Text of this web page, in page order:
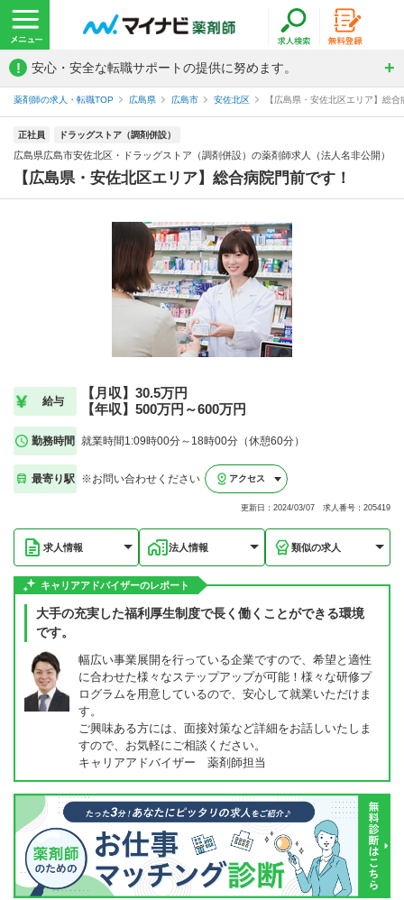
! 安心・安全な転職サポートの提供に努めます。
薬剤師の求人・転職TOP 広島県 広島市 安佐北区 【広島県・安佐北区エリア】総
正社員 ドラッグストア（調剤併設）
広島県広島市安佐北区・ドラッグストア（調剤併設）の薬剤師求人（法人名非公開）
【広島県・安佐北区エリア】総合病院門前です！
給与
【月収】30.5万円
【年収】500万円～600万円
勤務時間 就業時間1:09時00分～18時00分（休憩60分）
最寄り駅 ※お問い合わせください アクセス
更新日：2024/03/07 求人番号：205419
求人情報 法人情報 類似の求人
キャリアアドバイザーのレポート
大手の充実した福利厚生制度で長く働くことができる環境
です。
幅広い事業展開を行っている企業ですので、希望と適性
に合わせた様々なステップアップが可能！様々な研修プ
ログラムを用意しているので、安心して就業いただけま
す。
ご興味ある方には、面接対策など詳細をお話しいたしま
すので、お気軽にご相談ください。
キャリアアドバイザー 薬剤師担当